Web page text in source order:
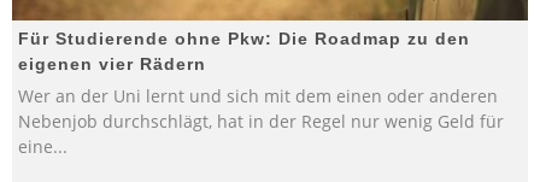
Für Studierende ohne Pkw: Die Roadmap zu den
eigenen vier Rädern
Wer an der Uni lernt und sich mit dem einen oder anderen
Nebenjob durchschlägt, hat in der Regel nur wenig Geld für
eine...